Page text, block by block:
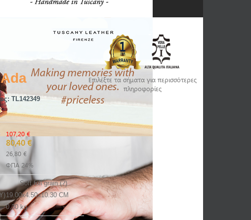
TL142349
107,20 €
80,40 €
26,80 €
ΦΠΑ 24%
Soft full grain (?)
19.00x4.50x10.30 CM
0.30 kg
Επιλέξτε τα σήματα για περισσότερες
πληροφορίες